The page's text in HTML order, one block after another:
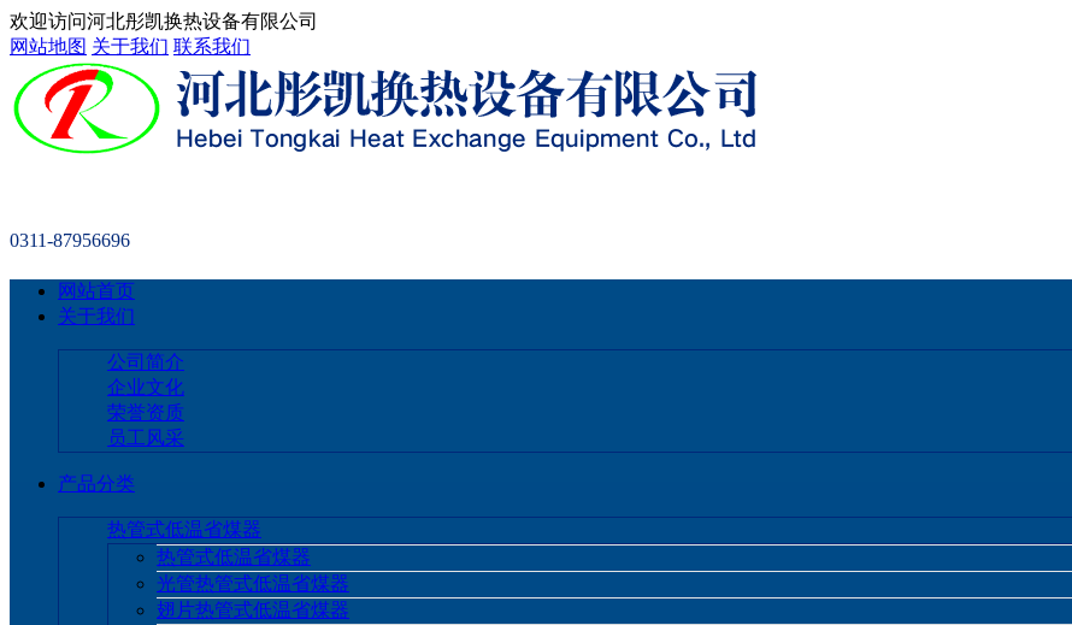
欢迎访问河北彤凯换热设备有限公司
网站地图 关于我们 联系我们
0311-87956696
网站首页
关于我们
公司简介
企业文化
荣誉资质
员工风采
产品分类
热管式低温省煤器
热管式低温省煤器
光管热管式低温省煤器
翅片热管式低温省煤器